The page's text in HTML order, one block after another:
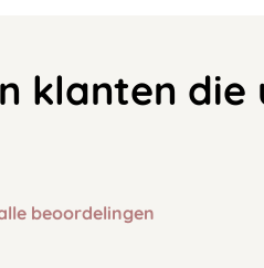
klanten die
beoordelingen